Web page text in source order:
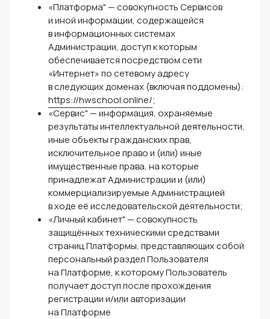
«Платформа" — совокупность Сервисов
и иной информации, содержащейся
в информационных системах
Администрации, доступ к которым
обеспечивается посредством сети
«Интернет» по сетевому адресу
в следующих доменах (включая поддомены):
https://hwschool.online/;
«Сервис" — информация, охраняемые
результаты интеллектуальной деятельности,
иные объекты гражданских прав,
исключительное право и (или) иные
имущественные права, на которые
принадлежат Администрации и (или)
коммерциализируемые Администрацией
в ходе её исследовательской деятельности;
«Личный кабинет" — совокупность
защищённых техническими средствами
страниц Платформы, представляющих собой
персональный раздел Пользователя
на Платформе, к которому Пользователь
получает доступ после прохождения
регистрации и/или авторизации
на Платформе